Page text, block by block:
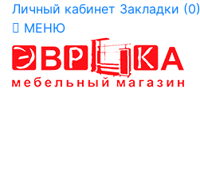
Личный кабинет Закладки (0)
МЕНЮ